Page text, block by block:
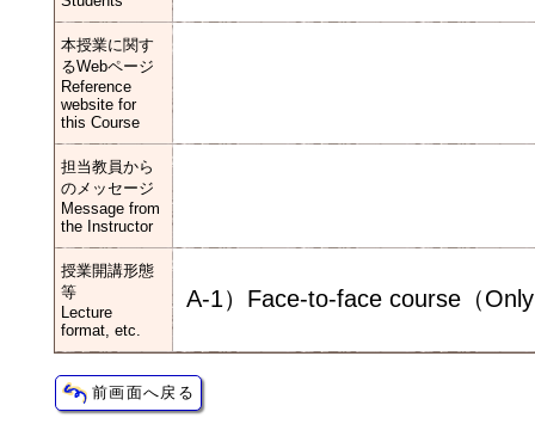
本授業に関す
るWebページ
Reference
website for
this Course
担当教員から
のメッセージ
Message from
the Instructor
授業開講形態
等
Lecture
format, etc.
A-1）Face-to-face course（